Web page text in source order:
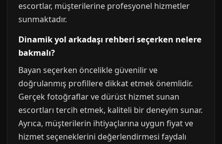
escortlar, müşterilerine profesyonel hizmetler
sunmaktadır.
Dinamik yol arkadaşı rehberi seçerken nelere
bakmalı?
Bayan seçerken öncelikle güvenilir ve
doğrulanmış profillere dikkat etmek önemlidir.
Gerçek fotoğraflar ve dürüst hizmet sunan
escortları tercih etmek, kaliteli bir deneyim sunar.
Ayrıca, müşterilerin ihtiyaçlarına uygun fiyat ve
hizmet seçeneklerini değerlendirmesi faydalı